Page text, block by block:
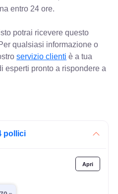
entro 24 ore.
potrai ricevere questo
qualsiasi informazione o
servizio clienti è a tua
esperti pronto a rispondere a
pollici